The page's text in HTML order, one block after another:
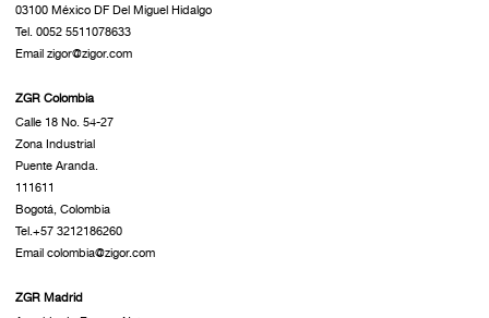
03100 México DF Del Miguel Hidalgo
Tel. 0052 5511078633
Email zigor@zigor.com
ZGR Colombia
Calle 18 No. 54-27
Zona Industrial
Puente Aranda.
111611
Bogotá, Colombia
Tel.+57 3212186260
Email colombia@zigor.com
ZGR Madrid